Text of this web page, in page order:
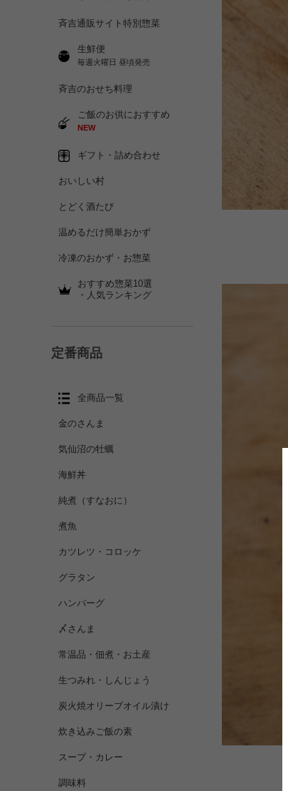
斉吉通販サイト特別惣菜
生鮮便
毎週火曜日 昼頃発売
斉吉のおせち料理
ご飯のお供におすすめ
NEW
ギフト・詰め合わせ
おいしい村
とどく酒たび
温めるだけ簡単おかず
冷凍のおかず・お惣菜
おすすめ惣菜10選
・人気ランキング
定番商品
全商品一覧
金のさんま
気仙沼の牡蠣
海鮮丼
純煮（すなおに）
煮魚
カツレツ・コロッケ
グラタン
ハンバーグ
〆さんま
常温品・佃煮・お土産
生つみれ・しんじょう
炭火焼オリーブオイル漬け
炊き込みご飯の素
スープ・カレー
調味料